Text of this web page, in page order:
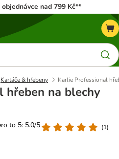
nad 799 Kč**
Kartáče & hřebeny Karlie Professional
hřeben na blechy
to 5: 5.0/5
(1)